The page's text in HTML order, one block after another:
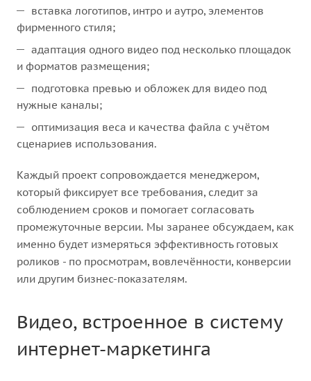
вставка логотипов, интро и аутро, элементов
фирменного стиля;
адаптация одного видео под несколько площадок
и форматов размещения;
подготовка превью и обложек для видео под
нужные каналы;
оптимизация веса и качества файла с учётом
сценариев использования.
Каждый проект сопровождается менеджером,
который фиксирует все требования, следит за
соблюдением сроков и помогает согласовать
промежуточные версии. Мы заранее обсуждаем, как
именно будет измеряться эффективность готовых
роликов - по просмотрам, вовлечённости, конверсии
или другим бизнес-показателям.
Видео, встроенное в систему
интернет-маркетинга